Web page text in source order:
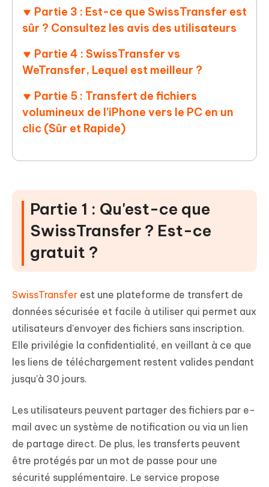
Partie 3 : Est-ce que SwissTransfer est
sûr ? Consultez les avis des utilisateurs
Partie 4 : SwissTransfer vs
WeTransfer, Lequel est meilleur ?
Partie 5 : Transfert de fichiers
volumineux de l’iPhone vers le PC en un
clic (Sûr et Rapide)
Partie 1 : Qu'est-ce que
SwissTransfer ? Est-ce
gratuit ?
SwissTransfer est une plateforme de transfert de
données sécurisée et facile à utiliser qui permet aux
utilisateurs d'envoyer des fichiers sans inscription.
Elle privilégie la confidentialité, en veillant à ce que
les liens de téléchargement restent valides pendant
jusqu'à 30 jours.
Les utilisateurs peuvent partager des fichiers par e-
mail avec un système de notification ou via un lien
de partage direct. De plus, les transferts peuvent
être protégés par un mot de passe pour une
sécurité supplémentaire. Le service propose